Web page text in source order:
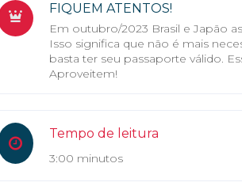
FIQUEM ATENTOS!
Em outubro/2023 Brasil e Japão
Isso significa que não é mais
basta ter seu passaporte válido.
Aproveitem!
Tempo de leitura
3:00 minutos